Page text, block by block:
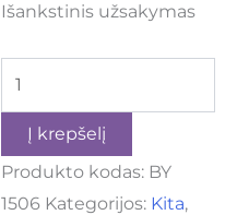
Išankstinis užsakymas
Į krepšelį
Produkto kodas: BY
1506 Kategorijos: Kita,